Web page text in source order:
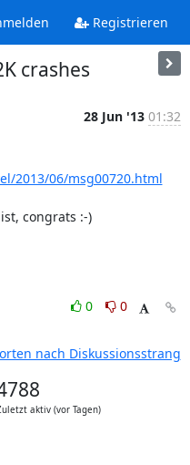
Registrieren
crashes
28 Jun '13 01:32
2013/06/msg00720.html
congrats :-)
0
0
nach Diskussionsstrang
aktiv (vor Tagen)